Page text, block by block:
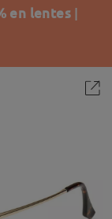
en lentes |